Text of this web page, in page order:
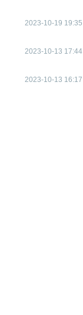
2023-10-19 19:35
2023-10-13 17:44
2023-10-13 16:17